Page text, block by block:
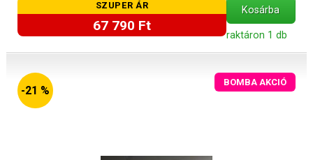
SZUPER ÁR
67 790 Ft
Kosárba
raktáron 1 db
-21 %
BOMBA AKCIÓ